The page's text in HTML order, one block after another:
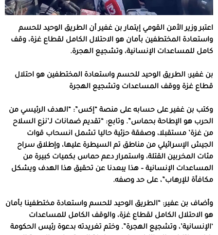
اعتبر وزير الأمن القومي إيتمار بن غفير أن الطريق الوحيد للحسم
واستعادة المختطفين بأمان هو الاحتلال الكامل لقطاع غزة، وقف
كامل للمساعدات الإنسانية، وتشجيع الهجرة.
بن غفير: الطريق الوحيد للحسم واستعادة المختطفين هو احتلال
قطاع غزة ووقف المساعدات وتشجيع الهجرة
وكتب بن غفير على حسابه على منصة “إكس”: “الهدف الرئيسي من
الحرب هو الإطاحة بحماس”. وتابع: “تقديم ضمانات لـ’نزع السلاح
من غزة’ مستقبلا، وصفقة حزئية حاليا تشمل انسحاب قوات
الجيش الإسرائيلي من مناطق تم السيطرة عليها، وإطلاق سراح
مئات المخربين القتلة، واستمرار دعم حماس بكميات كبيرة من
المساعدات الإنسانية – هذا يبعدنا عن تحقيق هذا الهدف ويشكل
مكافأة للإرهاب”، على حد وصفه.
وأضاف بن عفير: “الطريق الوحيد للحسم واستعادة مختطفينا بأمان
هو الاحتلال الكامل لقطاع غزة، والوقف الكامل للمساعدات
‘الإنسانية’، وتشجيع الهجرة”. وختم تغريدته بدعوة رئيس الحكومة